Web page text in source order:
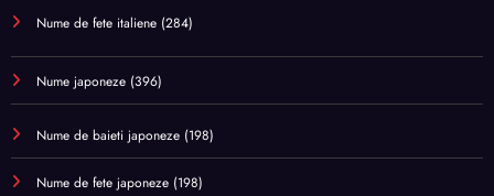
Nume de fete italiene (284)
Nume japoneze (396)
Nume de baieti japoneze (198)
Nume de fete japoneze (198)